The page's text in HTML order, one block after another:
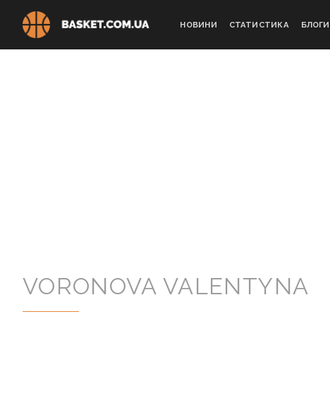
НОВИНИ СТАТИСТИКА БЛОГИ
VORONOVA VALENTYNA